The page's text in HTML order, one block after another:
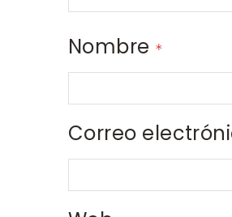
Nombre *
Correo